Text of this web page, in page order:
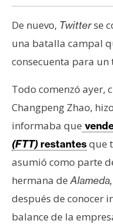
I
A
n
á
l
i
s
i
s
De nuevo, Twitterse
una batalla campal
consecuenta para un
Todo comenzó ayer,
Changpeng Zhao,
informaba que
(FTT)restantesque
asumió como parte
hermana de
después de conocer
balance de la